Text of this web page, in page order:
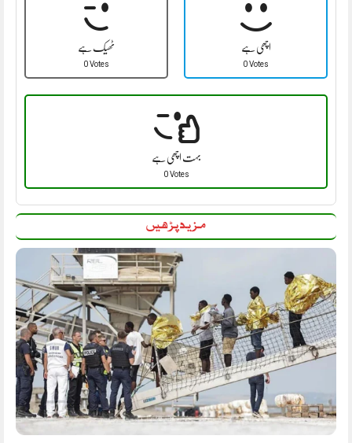
ٹھیک ہے
0 Votes
اچھی ہے
0 Votes
بہت اچھی ہے
0 Votes
مزید پڑھیں